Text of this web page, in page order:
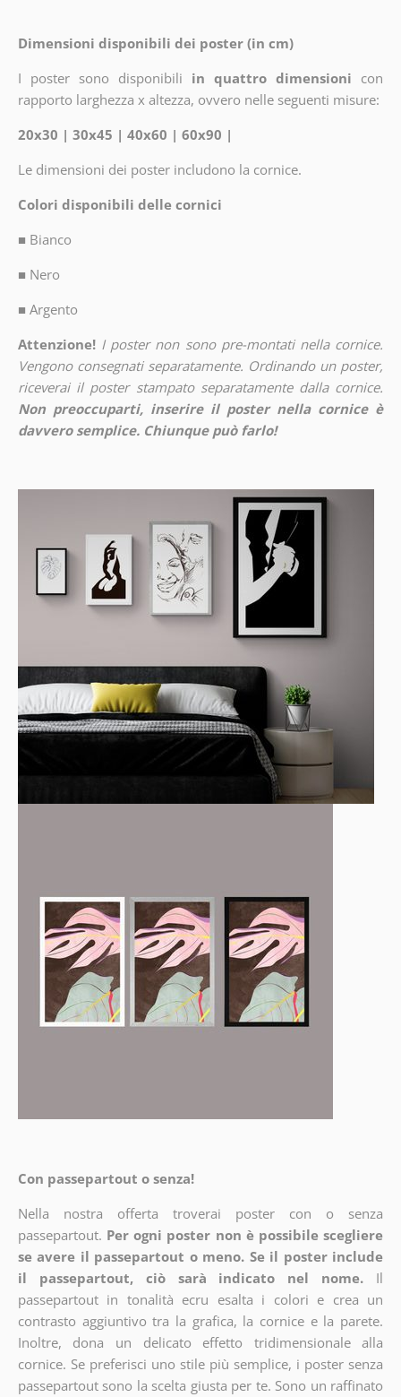
Dimensioni disponibili dei poster (in cm)
I poster sono disponibili in quattro dimensioni con
rapporto larghezza x altezza, ovvero nelle seguenti misure:
20x30 | 30x45 | 40x60 | 60x90 |
Le dimensioni dei poster includono la cornice.
Colori disponibili delle cornici
■ Bianco
■ Nero
■ Argento
Attenzione! I poster non sono pre-montati nella cornice.
Vengono consegnati separatamente. Ordinando un poster,
riceverai il poster stampato separatamente dalla cornice.
Non preoccuparti, inserire il poster nella cornice è
davvero semplice. Chiunque può farlo!
Con passepartout o senza!
Nella nostra offerta troverai poster con o senza
passepartout. Per ogni poster non è possibile scegliere
se avere il passepartout o meno. Se il poster include
il passepartout, ciò sarà indicato nel nome.
Il
passepartout in tonalità ecru esalta i colori e crea un
contrasto aggiuntivo tra la grafica, la cornice e la parete.
Inoltre, dona un delicato effetto tridimensionale alla
cornice. Se preferisci uno stile più semplice, i poster senza
passepartout sono la scelta giusta per te. Sono un raffinato